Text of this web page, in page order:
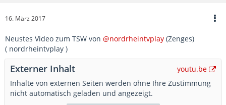
16. März 2017
Neustes Video zum TSW von @nordrheintvplay (Zenges)
( nordrheintvplay )
Externer Inhalt
youtu.be
Inhalte von externen Seiten werden ohne Ihre Zustimmung
nicht automatisch geladen und angezeigt.